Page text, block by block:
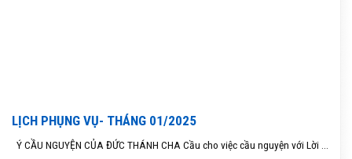
LỊCH PHỤNG VỤ- THÁNG 01/2025
Ý CẦU NGUYỆN CỦA ĐỨC THÁNH CHA Cầu cho việc cầu nguyện với Lời ...